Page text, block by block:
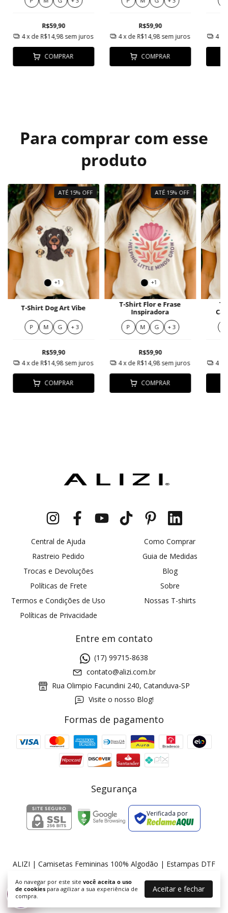
Ao navegar por este site você aceita o uso
de cookies para agilizar a sua experiência de
compra.
Aceitar e fechar
R$59,90
4x de R$14,98 sem juros
COMPRAR
R$59,90
4x de R$14,98sem juros
COMPRAR
4
Para comprar com esse
produto
ATÉ 15% OFF
+1
T-Shirt Dog Art Vibe
P M G + 3
R$59,90
4x de R$14,98 sem juros
COMPRAR
ATÉ 15% OFF
+1
T-Shirt Flor e Frase
Inspiradora
P M G + 3
R$59,90
4x de R$14,98sem juros
COMPRAR
4
Central de Ajuda
Rastreio Pedido
Trocas e Devoluções
Políticas de Frete
Termos e Condições de Uso
Políticas de Privacidade
Como Comprar
Guia de Medidas
Blog
Sobre
Nossas T-shirts
Entre em contato
(17) 99715-8638
contato@alizi.com.br
Rua Olimpio Facundini 240, Catanduva-SP
Visite o nosso Blog!
Formas de pagamento
Segurança
Verificada por
ALIZI | Camisetas Femininas 100% Algodão | Estampas DTF
%Desconto progressivo
Cupom 1a compra: GANHE5
2 pecas 7% OFF